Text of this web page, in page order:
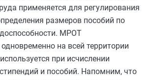
применяется для регулирования
размеров пособий по
МРОТ
на всей территории
при исчислении
и пособий. Напомним, что